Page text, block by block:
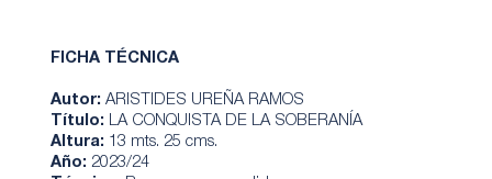
FICHA TÉCNICA
Autor: ARISTIDES UREÑA RAMOS
Título: LA CONQUISTA DE LA SOBERANÍA
Altura:
13 mts. 25 cms.
Año: 2023/24